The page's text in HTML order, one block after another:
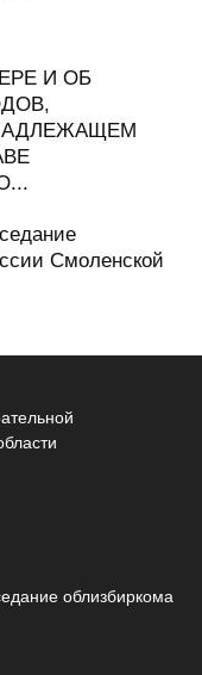
И ОБ
Смоленской
облизбиркома